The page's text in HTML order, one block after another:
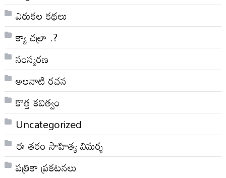
ఎరుకల కథలు
క్యా చల్రా .?
సంస్మరణ
అలనాటి రచన
కొత్త కవిత్వం
Uncategorized
ఈ తరం సాహిత్య విమర్శ
పత్రికా ప్రకటనలు